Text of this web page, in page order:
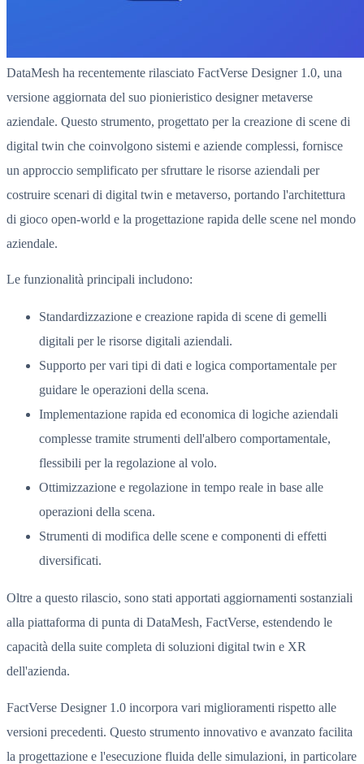
DataMesh ha recentemente rilasciato FactVerse Designer 1.0, una
versione aggiornata del suo pionieristico designer metaverse
aziendale. Questo strumento, progettato per la creazione di scene di
digital twin che coinvolgono sistemi e aziende complessi, fornisce
un approccio semplificato per sfruttare le risorse aziendali per
costruire scenari di digital twin e metaverso, portando l'architettura
di gioco open-world e la progettazione rapida delle scene nel mondo
aziendale.
Le funzionalità principali includono:
Standardizzazione e creazione rapida di scene di gemelli
digitali per le risorse digitali aziendali.
Supporto per vari tipi di dati e logica comportamentale per
guidare le operazioni della scena.
Implementazione rapida ed economica di logiche aziendali
complesse tramite strumenti dell'albero comportamentale,
flessibili per la regolazione al volo.
Ottimizzazione e regolazione in tempo reale in base alle
operazioni della scena.
Strumenti di modifica delle scene e componenti di effetti
diversificati.
Oltre a questo rilascio, sono stati apportati aggiornamenti sostanziali
alla piattaforma di punta di DataMesh, FactVerse, estendendo le
capacità della suite completa di soluzioni digital twin e XR
dell'azienda.
FactVerse Designer 1.0 incorpora vari miglioramenti rispetto alle
versioni precedenti. Questo strumento innovativo e avanzato facilita
la progettazione e l'esecuzione fluida delle simulazioni, in particolare